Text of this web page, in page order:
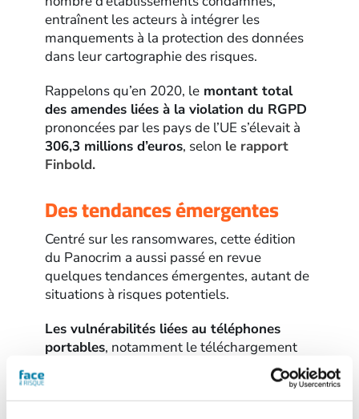
entraînent les acteurs à intégrer les
manquements à la protection des données
dans leur cartographie des risques.
Rappelons qu’en 2020, le montant total
des amendes liées à la violation du RGPD
prononcées par les pays de l’UE s’élevait à
306,3 millions d’euros, selon le rapport
Finbold.
Des tendances émergentes
Centré sur les ransomwares, cette édition
du Panocrim a aussi passé en revue
quelques tendances émergentes, autant de
situations à risques potentiels.
Les vulnérabilités liées au téléphones
portables, notamment le téléchargement
d’applications malveillantes, montrent que
les menaces dirigées vers les mobiles
possèdent de multiples visages. La